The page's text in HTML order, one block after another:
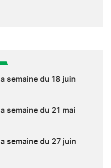
semaine du 18 juin
semaine du 21 mai
semaine du 27 juin